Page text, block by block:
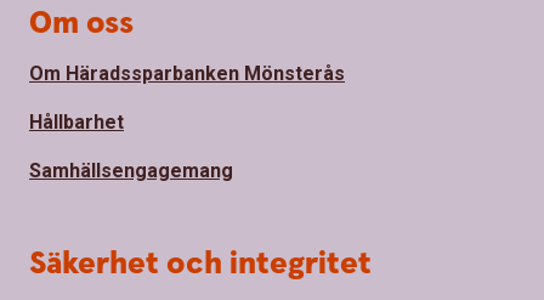
Om oss
Om Häradssparbanken Mönsterås
Hållbarhet
Samhällsengagemang
Säkerhet och integritet